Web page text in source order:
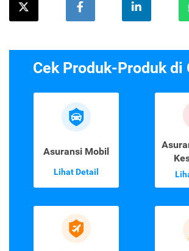
Cek Produk-Produk di
Asuransi Mobil
Lihat Detail